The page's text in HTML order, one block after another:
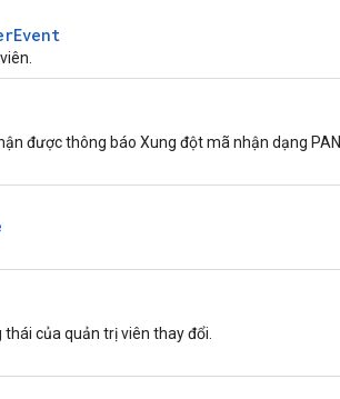
được thông báo Xung đột mã nhận dạng PAN.
của quản trị viên thay đổi.